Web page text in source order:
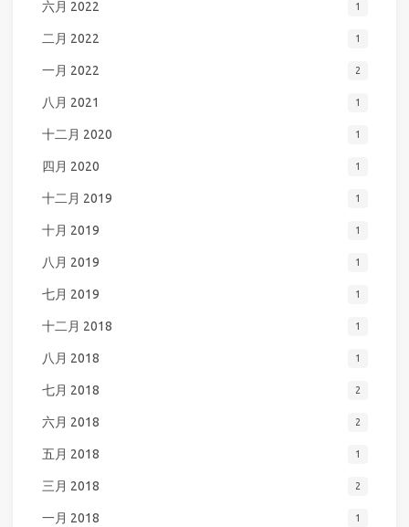
六月 2022 1
二月 2022 1
一月 2022 2
八月 2021 1
十二月 2020 1
四月 2020 1
十二月 2019 1
十月 2019 1
八月 2019 1
七月 2019 1
十二月 2018 1
八月 2018 1
七月 2018 2
六月 2018 2
五月 2018 1
三月 2018 2
一月 2018 1